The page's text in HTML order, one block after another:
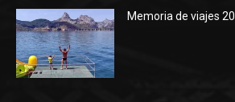
Memoria de viajes